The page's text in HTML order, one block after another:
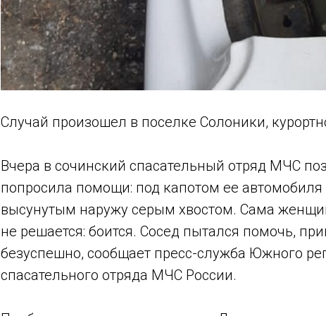
Случай произошел в поселке Солоники,
Вчера в сочинский спасательный отряд МЧС
попросила помощи: под капотом ее автомобиля
высунутым наружу серым хвостом. Сама
не решается: боится. Сосед пытался помочь,
безуспешно, сообщает пресс-служба Южного
спасательного отряда МЧС России.